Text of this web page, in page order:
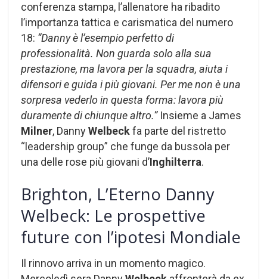
conferenza stampa, l’allenatore ha ribadito
l’importanza tattica e carismatica del numero
18: “Danny è l’esempio perfetto di
professionalità. Non guarda solo alla sua
prestazione, ma lavora per la squadra, aiuta i
difensori e guida i più giovani. Per me non è una
sorpresa vederlo in questa forma: lavora più
duramente di chiunque altro.”Insieme a James
Milner, DannyWelbeckfa parte del ristretto
“leadership group” che funge da bussola per
una delle rose più giovani d’Inghilterra.
Brighton, L’Eterno Danny
Welbeck: Le prospettive
future con l’ipotesi Mondiale
Il rinnovo arriva in un momento magico.